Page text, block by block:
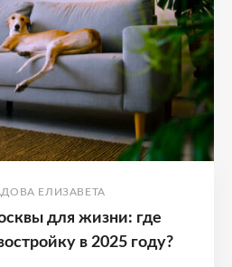
ЕЛИЗАВЕТА
для жизни: где
в 2025 году?